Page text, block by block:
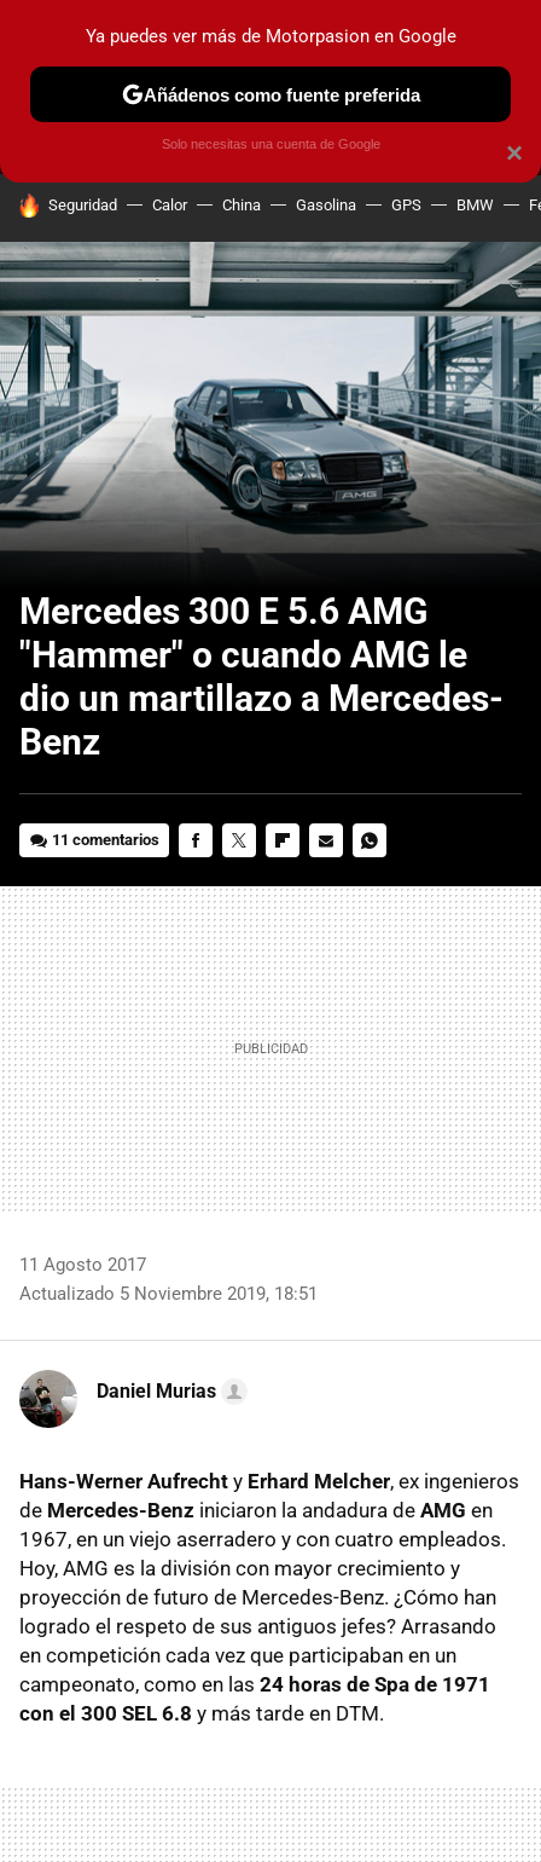
MENÚ NUEVO
COCHES ELÉCTRICOS OBSERVATORIO
HOY SE HABLA DE
Seguridad Calor China Gasolina GPS BMW
Mercedes 300 E 5.6 AMG
"Hammer" o cuando AMG le
dio un martillazo a Mercedes-
Benz
11 comentarios
MAIL
11 Agosto 2017
Actualizado 5 Noviembre 2019, 18:51
Daniel Murias
Hans-Werner Aufrecht y Erhard Melcher, ex ingenieros
de Mercedes-Benz iniciaron la andadura de AMG en
1967, en un viejo aserradero y con cuatro empleados.
Hoy, AMG es la división con mayor crecimiento y
proyección de futuro de Mercedes-Benz. ¿Cómo han
logrado el respeto de sus antiguos jefes? Arrasando
en competición cada vez que participaban en un
campeonato, como en las 24 horas de Spa de 1971
con el 300 SEL 6.8 y más tarde en DTM.
×
Ya puedes ver más de Motorpasion en Google
Añádenos como fuente preferida
Solo necesitas una cuenta de Google